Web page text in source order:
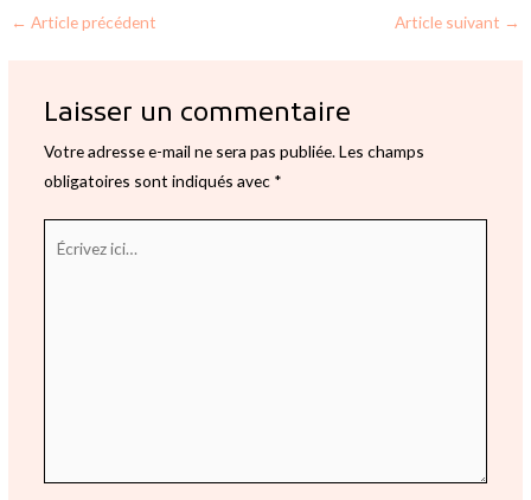
← Article précédent Article suivant →
Laisser un commentaire
Votre adresse e-mail ne sera pas publiée.Les champs
obligatoires sont indiqués avec *